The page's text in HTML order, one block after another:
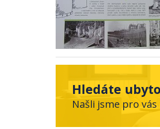
Hledáte
Našli jsme pro